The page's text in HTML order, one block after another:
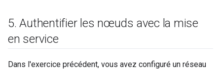
5. Authentifier les nœuds avec la mise
en service
Dans l'exercice précédent, vous avez configuré un réseau